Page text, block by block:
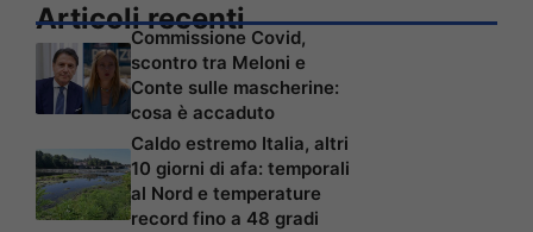
Articoli recenti
Commissione Covid,
scontro tra Meloni e
Conte sulle mascherine:
cosa è accaduto
Caldo estremo Italia, altri
10 giorni di afa: temporali
al Nord e temperature
record fino a 48 gradi